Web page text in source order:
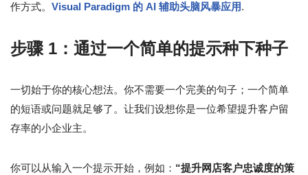
作方式。 Visual Paradigm 的 AI 辅助头脑风暴应用.
步骤 1：通过一个简单的提示种下种子
一切始于你的核心想法。你不需要一个完美的句子；一个简单
的短语或问题就足够了。让我们设想你是一位希望提升客户留
存率的小企业主。
你可以从输入一个提示开始，例如： “提升网店客户忠诚度的策